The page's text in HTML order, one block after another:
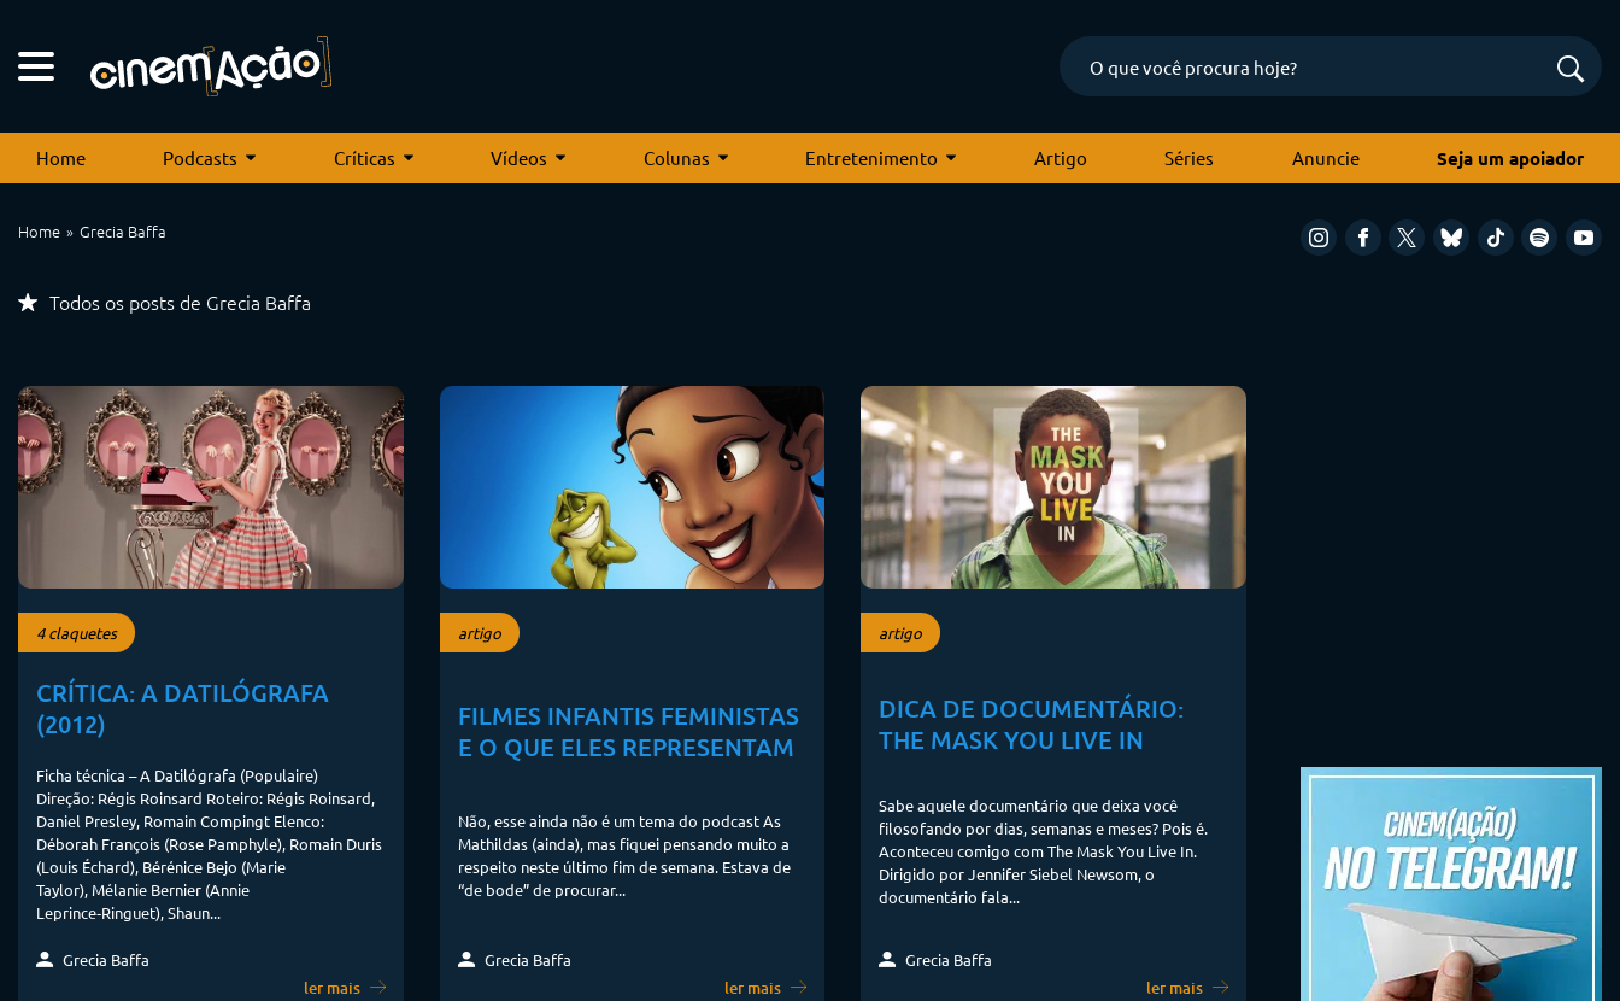
Home Podcasts Críticas Vídeos Colunas Entretenimento Artigo Séries Anuncie Seja um apoiador
Home Grecia Baffa
Todos os posts de Grecia Baffa
4 claquetes
CRÍTICA: A DATILÓGRAFA
(2012)
Ficha técnica – A Datilógrafa (Populaire)
Direção: Régis Roinsard Roteiro: Régis Roinsard,
Daniel Presley, Romain Compingt Elenco:
Déborah François (Rose Pamphyle), Romain Duris
(Louis Échard), Bérénice Bejo (Marie
Taylor), Mélanie Bernier (Annie
Leprince‑Ringuet), Shaun...
Grecia Baffa
ler mais
artigo
FILMES INFANTIS FEMINISTAS
E O QUE ELES REPRESENTAM
Não, esse ainda não é um tema do podcast As
Mathildas (ainda), mas fiquei pensando muito a
respeito neste último fim de semana. Estava de
“de bode” de procurar...
Grecia Baffa
ler mais
artigo
DICA DE DOCUMENTÁRIO:
THE MASK YOU LIVE IN
Sabe aquele documentário que deixa você
filosofando por dias, semanas e meses? Pois é.
Aconteceu comigo com The Mask You Live In.
Dirigido por Jennifer Siebel Newsom, o
documentário fala...
Grecia Baffa
ler mais